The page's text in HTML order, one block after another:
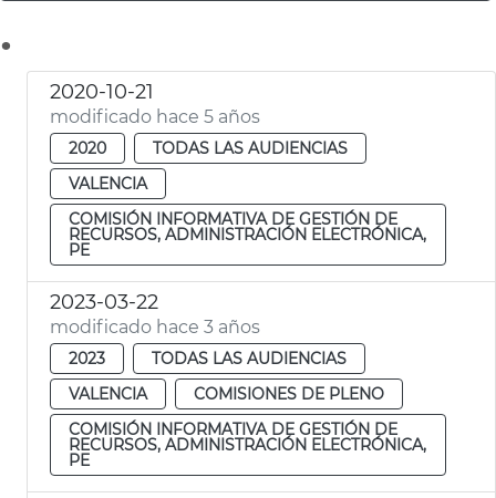
.
2020-10-21
modificado hace 5 años
2020
TODAS LAS AUDIENCIAS
VALENCIA
COMISIÓN INFORMATIVA DE GESTIÓN DE
RECURSOS, ADMINISTRACIÓN ELECTRÓNICA,
PE
2023-03-22
modificado hace 3 años
2023
TODAS LAS AUDIENCIAS
VALENCIA
COMISIONES DE PLENO
COMISIÓN INFORMATIVA DE GESTIÓN DE
RECURSOS, ADMINISTRACIÓN ELECTRÓNICA,
PE